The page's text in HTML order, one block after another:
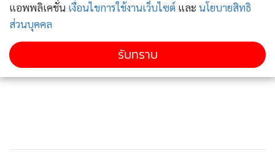
4
เวียดนามได้ไฟเขียวส่งออกทุเรียนไปอินเดีย ตลาดทาง
เลือกใหม่หลังจีนลดนำเข้า
ข่าวอื่นในหมวด
แอพพลิเคชั่น เงื่อนไขการใช้งานเว็บไซต์ และ นโยบายสิทธิ
ส่วนบุคคล
รับทราบ